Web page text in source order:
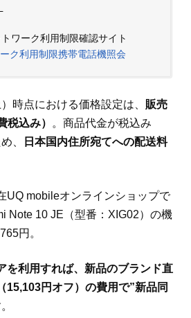
ワーク利用制限確認サイト
ク利用制限携帯電話機照会
時点における価格設定は、 販売
税込み） 。商品代金が税込み
、
日本国内住所宛てへの配送料
UQ mobileオンラインショップで
Note 10 JE（型番：XIG02）の機
円。
を利用すれば、新品のブランド直
15,103円オフ）の費用で”新品同